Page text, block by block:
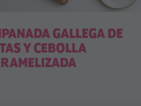
GALLEGA DE
Y CEBOLLA